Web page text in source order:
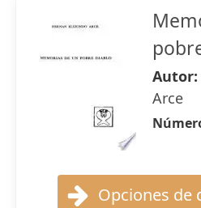
Autor:
Arce
Opciones de